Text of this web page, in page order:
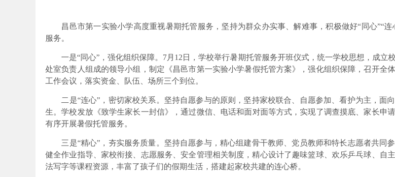
昌邑市第一实验小学高度重视暑期托管服务，坚持为群众办实事、解难事，积极做好“同心”“
服务。
一是“同心”，强化组织保障。 7月12日，学校举行暑期托管服务开班仪式，统一学校思想，成立
处室负责人组成的领导小组，制定 《昌邑市第一实验小学暑假托管方案》，强化组织保障，召开全
工作会议，落实资金、队伍、场所三个到位。
二是“连心”，密切家校关系。 坚持自愿参与的原则，坚持家校联合、自愿参加、看护为主，面
生。学校发放《致学生家长一封信》，通过微信、电话和面对面等方式，实现了调查摸底、家长申
有序开展暑假托管服务。
三是“精心”，夯实服务质量。 坚持自愿参与，精心组建骨干教师、党员教师和特长志愿者共同
健全作业指导、家校衔接、志愿服务、安全管理相关制度，精心设计了趣味篮球、欢乐乒乓球、自
法写字等课程资源，丰富了孩子们的假期生活，搭建起家校共建的连心桥。